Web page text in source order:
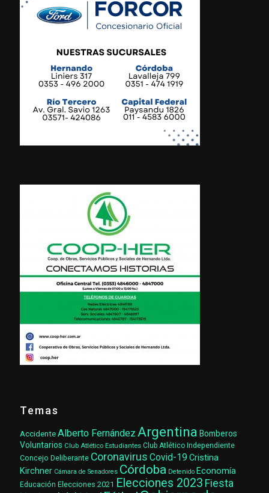
Temas
AccidenteAlberto Fernández Argentina Bomberos
Voluntarios Club Atlético Estudiantes Club Atlético Independiente
Concejo Deliberante Coronavirus Covid-19 Cristina
Kirchner Cámara de Senadores Córdoba Detenido Economía
Educación Elecciones 2021 Elecciones 2023 Fiesta